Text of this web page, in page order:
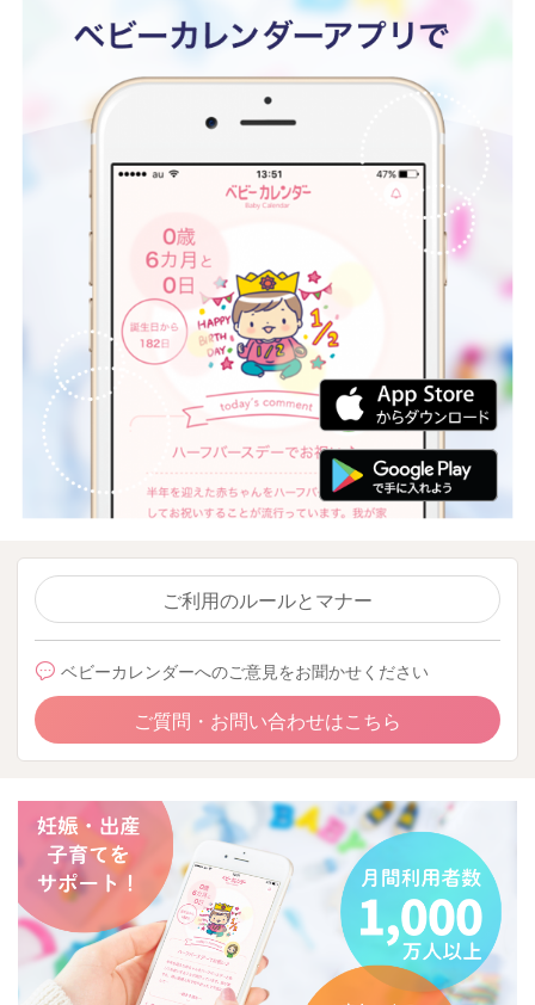
ご利用のルールとマナー
ベビーカレンダーへのご意見をお聞かせください
ご質問・お問い合わせはこちら